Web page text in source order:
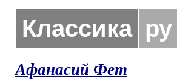
Классика ру
Афанасий Фет